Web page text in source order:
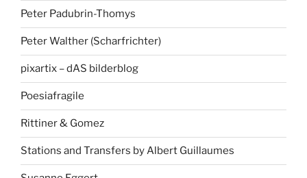
Peter Padubrin-Thomys
Peter Walther (Scharfrichter)
pixartix – dAS bilderblog
Poesiafragile
Rittiner & Gomez
Stations and Transfers by Albert Guillaumes